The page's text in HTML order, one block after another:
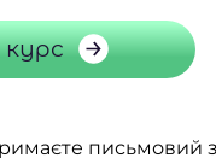
письмовий